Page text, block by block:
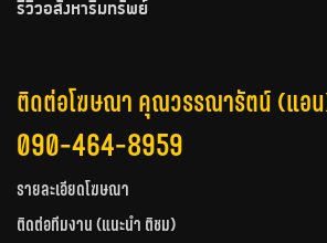
รีวิวอสังหาริมทรัพย์
ติดต่อโฆษณา คุณวรรณารัตน์ (แอ
090-464-8959
รายละเอียดโฆษณา
ติดต่อทีมงาน (แนะนำ ติชม)